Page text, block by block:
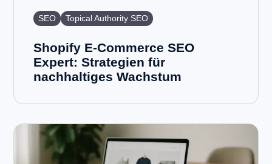
SEO Topical Authority SEO
Shopify E-Commerce SEO
Expert: Strategien für
nachhaltiges Wachstum